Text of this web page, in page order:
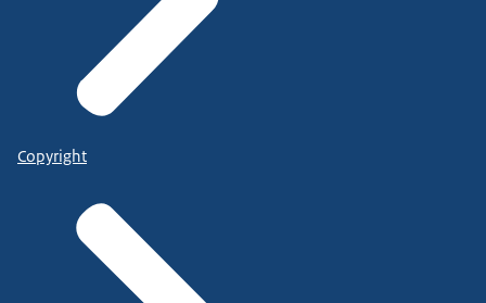
Copyright